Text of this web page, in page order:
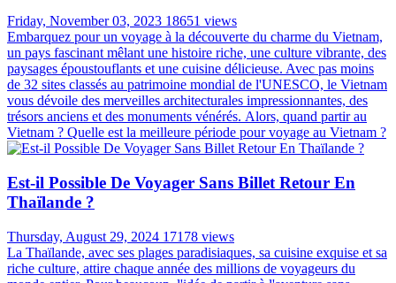
Friday, November 03, 2023 18651 views
Embarquez pour un voyage à la découverte du charme du Vietnam,
un pays fascinant mêlant une histoire riche, une culture vibrante, des
paysages époustouflants et une cuisine délicieuse. Avec pas moins
de 32 sites classés au patrimoine mondial de l'UNESCO, le Vietnam
vous dévoile des merveilles architecturales impressionnantes, des
trésors anciens et des monuments vénérés. Alors, quand partir au
Vietnam ? Quelle est la meilleure période pour voyage au Vietnam ?
Est-il Possible De Voyager Sans Billet Retour En
Thaïlande ?
Thursday, August 29, 2024 17178 views
La Thaïlande, avec ses plages paradisiaques, sa cuisine exquise et sa
riche culture, attire chaque année des millions de voyageurs du